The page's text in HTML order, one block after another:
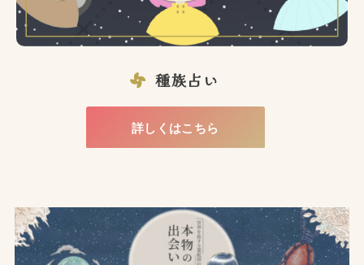
種族占い
詳しくはこちら